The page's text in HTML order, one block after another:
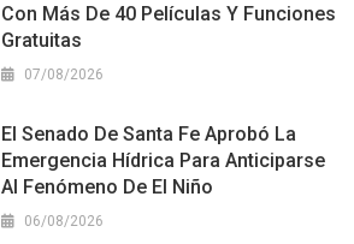
Con Más De 40 Películas Y Funciones
Gratuitas
07/08/2026
El Senado De Santa Fe Aprobó La
Emergencia Hídrica Para Anticiparse
Al Fenómeno De El Niño
06/08/2026